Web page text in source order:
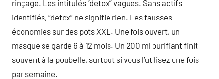
rinçage. Les intitulés “detox” vagues. Sans actifs
identifiés, “detox” ne signifie rien. Les fausses
économies sur des pots XXL. Une fois ouvert, un
masque se garde 6 à 12 mois. Un 200 ml purifiant finit
souvent à la poubelle, surtout si vous l’utilisez une fois
par semaine.